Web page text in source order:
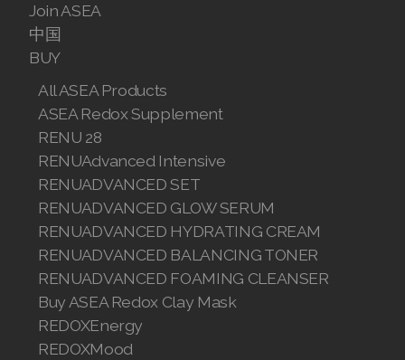
Join ASEA
中国
BUY
All ASEA Products
ASEA Redox Supplement
RENU 28
RENUAdvanced Intensive
RENUADVANCED SET
RENUADVANCED GLOW SERUM
RENUADVANCED HYDRATING CREAM
RENUADVANCED BALANCING TONER
RENUADVANCED FOAMING CLEANSER
Buy ASEA Redox Clay Mask
REDOXEnergy
REDOXMood
Join ASEA Philippines (English)
Join ASEA Poland (English)
Join ASEA Portugal (Português)
Join ASEA Romania (Română)
Join ASEA Singapore (English)
Join ASEA Slovakia (Slovenský)
Join ASEA Slovenia (Slovenščina)
Join ASEA Spain (Español)
Join ASEA Sweden (Svenska)